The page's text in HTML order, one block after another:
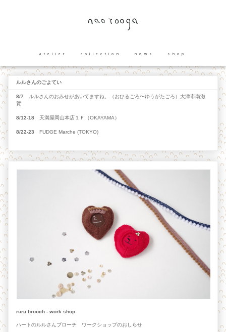
atelier collection news shop
ルルさんのごよてい
8/7 ルルさんのおみせがあいてますね。（おひるごろ〜ゆうがたごろ）大津市南滋
賀
8/12-18 天満屋岡山本店１Ｆ（OKAYAMA）
8/22-23 FUDGE Marche (TOKYO)
ruru brooch - work shop
ハートのルルさんブローチ ワークショップのおしらせ